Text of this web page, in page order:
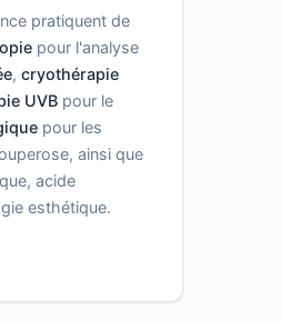
pratiquent de
pour l'analyse
, cryothérapie
UVBpour le
pour les
ainsi que
acide
esthétique.